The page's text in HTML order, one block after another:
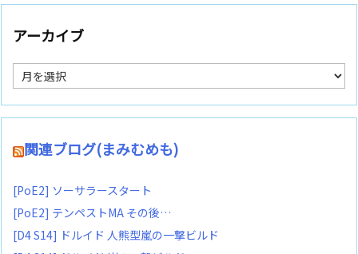
アーカイブ
ア
ー
カ
イ
関連ブログ(まみむめも)
[PoE2] ソーサラースタート
[PoE2] テンペストMA その後…
[D4 S14] ドルイド 人熊型嵐の一撃ビルド